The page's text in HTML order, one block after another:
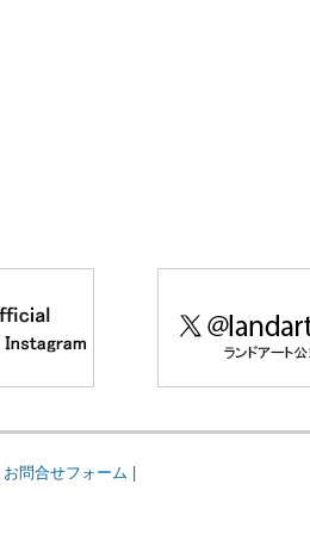
お問合せフォーム |